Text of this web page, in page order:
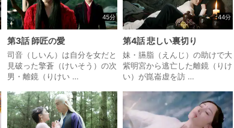
45分
第3話 師匠の愛
司音（しいん）は自分を女だと
見破った擎蒼（けいそう）の次
男・離鏡（りけい …
44分
第4話 悲しい裏切り
妹・臙脂（えんじ）の助けで大
紫明宮から逃亡した離鏡（りけ
い）が崑崙虚を訪 …